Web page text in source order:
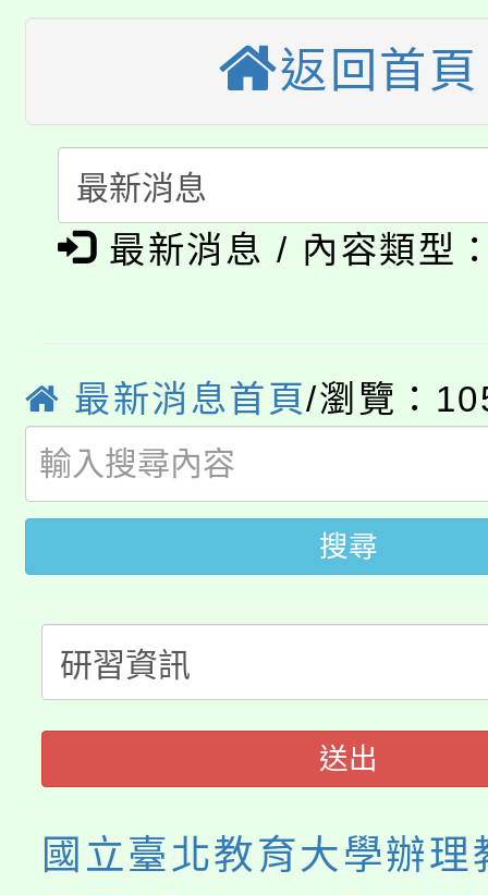
半價優惠，詳情可洽有
者。
大園自造教育及科技中
份教師增能研習
大溪自造教育及科技
份教師研習
淨零綠生活教案入校路
會
115年食農教育專業人
程
「本色祭」8/29、30在
局官網。
8月14至27日，桃園電
開!
115年桃園市運動會8/
田徑場及游泳池舉行。
桃園市低收入戶享有免
視費優惠，中低收入戶
半價優惠，詳情可洽有
者。
大園自造教育及科技中
份教師增能研習
大溪自造教育及科技中
份教師研習
淨零綠生活教案入校路
會
115年食農教育專業人
程
返回首頁
最新消息 / 內容類型
最新消息首頁/瀏覽：
搜尋
送出
國立臺北教育大學辦理